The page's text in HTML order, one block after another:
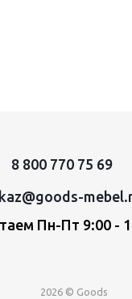
8 800 770 75 69
Пн-Пт 9:00 -
2026 © Goods